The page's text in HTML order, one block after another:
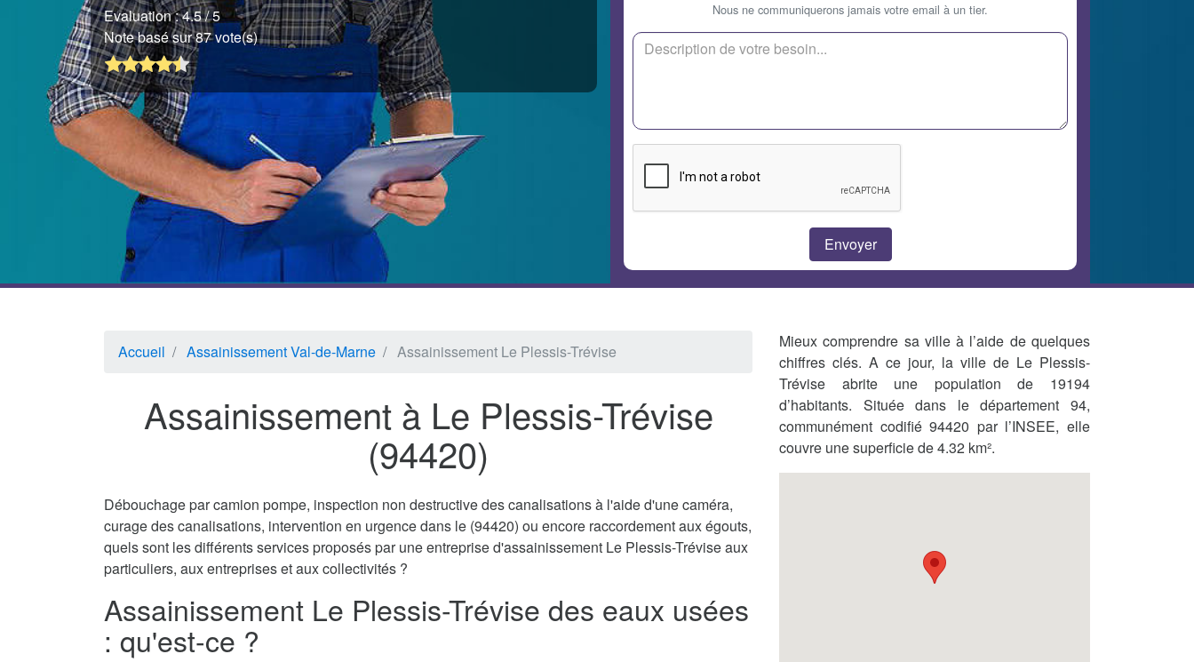
Evaluation :4.5/ 5
Note basé sur 87 vote(s)
Nous ne communiquerons jamais votre email à un tier.
Accueil Assainissement Val-de-Marne Assainissement Le Plessis-Trévise
Assainissement à Le Plessis-Trévise
(94420)
Débouchage par camion pompe, inspection non destructive des canalisations à l'aide d'une caméra,
curage des canalisations, intervention en urgence dans le (94420) ou encore raccordement aux égouts,
quels sont les différents services proposés par une entreprise d'assainissement Le Plessis-Trévise aux
particuliers, aux entreprises et aux collectivités ?
Assainissement Le Plessis-Trévise des eaux usées
: qu'est-ce ?
Mieux comprendre sa ville à l’aide de quelques
chiffres clés. A ce jour, la ville de Le Plessis-
Trévise abrite une population de 19194
d’habitants. Située dans le département 94,
communément codifié 94420 par l’INSEE, elle
couvre une superficie de 4.32 km².